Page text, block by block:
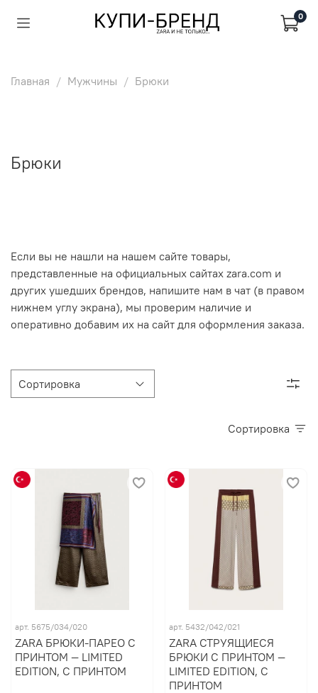
0
Главная Мужчины Брюки
Брюки
Если вы не нашли на нашем сайте товары,
представленные на официальных сайтах zara.com и
других ушедших брендов, напишите нам в чат (в правом
нижнем углу экрана), мы проверим наличие и
оперативно добавим их на сайт для оформления заказа.
Сортировка
арт. 5675/034/020
ZARA БРЮКИ-ПАРЕО С
ПРИНТОМ — LIMITED
EDITION, С ПРИНТОМ
арт. 5432/042/021
ZARA СТРУЯЩИЕСЯ
БРЮКИ С ПРИНТОМ —
LIMITED EDITION, С
ПРИНТОМ